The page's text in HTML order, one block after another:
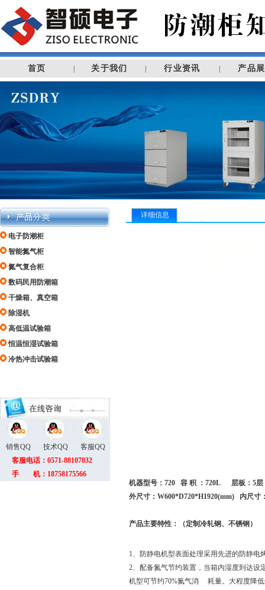
首页 关于我们 行业资讯 产品
电子防潮柜
智能氮气柜
氮气复合柜
数码民用防潮箱
干燥箱、真空箱
除湿机
高低温试验箱
恒温恒湿试验箱
冷热冲击试验箱
销售QQ 技术QQ
客服QQ
客服电话：0571-88107832
手 机：18758175566
详细信息
机器型号：720 容 积 ：720L 层板：5层
外尺寸：W600*D720*H1920(mm) 内尺寸
产品主要特性：（定制冷轧钢、不锈钢）
1、防静电机型表面处理采用先进的防静电
2、配备氮气节约装置，当箱内湿度到达设
机型可节约70%氮气消 耗量。大程度降